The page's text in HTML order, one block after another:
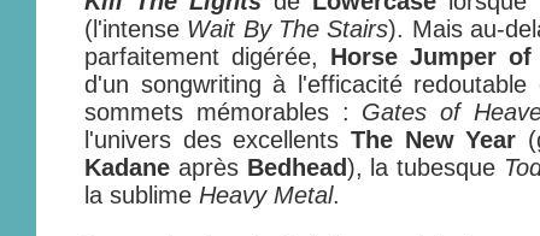
(l'intense Wait By The Stairs). Mais au-
parfaitement digérée, Horse Jumper of
d'un songwriting à l'efficacité redoutable
sommets mémorables : Gates of
l'univers des excellents The New Year
Kadane après Bedhead), la tubesque
la sublime Heavy Metal.